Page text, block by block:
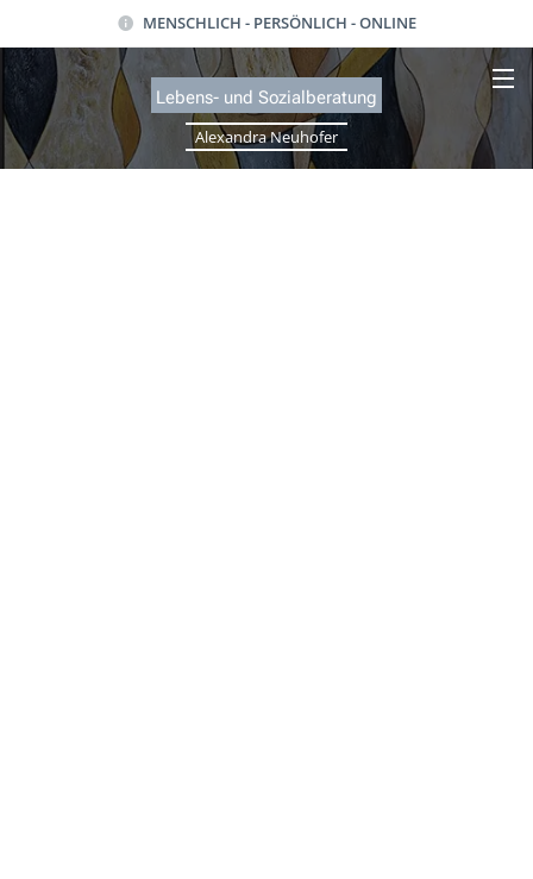
MENSCHLICH - PERSÖNLICH - ONLINE
Lebens- und Sozialberatung
Alexandra Neuhofer